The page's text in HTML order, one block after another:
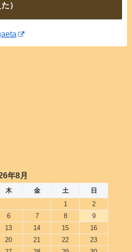
）
年8月
木 金 土
日
1
2
6 7 8
9
13 14 15
16
20 21 22
23